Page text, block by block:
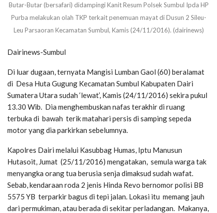
Butar-Butar (bersafari) didampingi Kanit Resum Polsek Sumbul Ipda HP
Purba melakukan olah TKP terkait penemuan mayat di Dusun 2 Sileu-
Leu Parsaoran Kecamatan Sumbul, Kamis (24/11/2016). (dairinews)
Dairinews-Sumbul
Di luar dugaan, ternyata Mangisi Lumban Gaol (60) beralamat
di Desa Huta Gugung Kecamatan Sumbul Kabupaten Dairi
Sumatera Utara sudah ‘lewat’, Kamis (24/11/2016) sekira pukul
13.30 Wib. Dia menghembuskan nafas terakhir di ruang
terbuka di bawah terik matahari persis di samping sepeda
motor yang dia parkirkan sebelumnya.
Kapolres Dairi melalui Kasubbag Humas, Iptu Manusun
Hutasoit, Jumat (25/11/2016) mengatakan, semula warga tak
menyangka orang tua berusia senja dimaksud sudah wafat.
Sebab, kendaraan roda 2 jenis Hinda Revo bernomor polisi BB
5575 YB terparkir bagus di tepi jalan. Lokasi itu memang jauh
dari permukiman, atau berada di sekitar perladangan. Makanya,